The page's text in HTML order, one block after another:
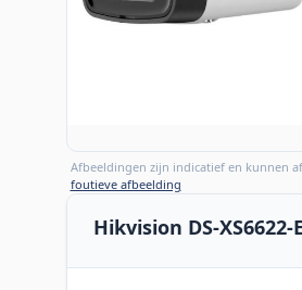
Afbeeldingen zijn indicatief en kunnen
foutieve afbeelding
Hikvision DS-XS6622-